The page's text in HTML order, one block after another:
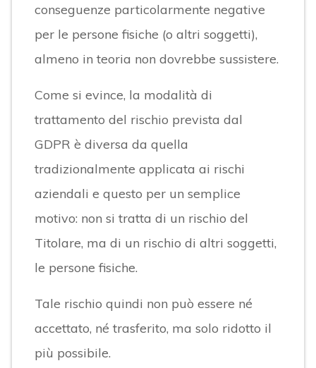
conseguenze particolarmente negative
per le persone fisiche (o altri soggetti),
almeno in teoria non dovrebbe sussistere.
Come si evince, la modalità di
trattamento del rischio prevista dal
GDPR è diversa da quella
tradizionalmente applicata ai rischi
aziendali e questo per un semplice
motivo: non si tratta di un rischio del
Titolare, ma di un rischio di altri soggetti,
le persone fisiche.
Tale rischio quindi non può essere né
accettato, né trasferito, ma solo ridotto il
più possibile.